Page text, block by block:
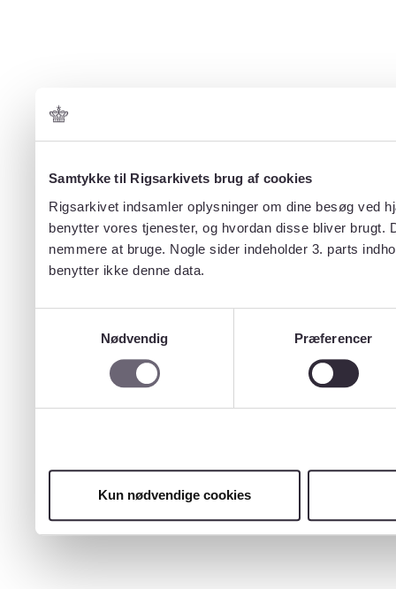
Samtykke til Rigsarkivets brug af cookies
Rigsarkivet indsamler oplysninger om dine besøg ved
benytter vores tjenester, og hvordan disse bliver
nemmere at bruge. Nogle sider indeholder 3. parts
benytter ikke denne data.
Nødvendig
Præferencer
Kun nødvendige cookies